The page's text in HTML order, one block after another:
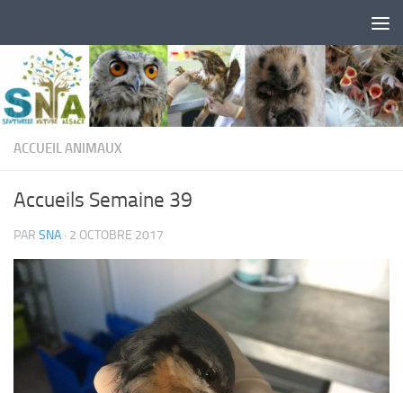
ACCUEIL ANIMAUX
Accueils Semaine 39
PAR SNA · 2 OCTOBRE 2017